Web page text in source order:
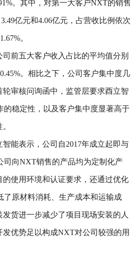
。其中，对第一大客户NXT的销售
亿元和4.06亿元，占营收比例依次
。
前五大客户收入占比的平均值分别
。相比之下，公司客户集中度几
审核问询函中，监管层要求酉立智
的稳定性，以及客户集中度显著高于
能表示，公司自2017年成立起即与
司向NXT销售的产品均为定制化产
使用环境和认证要求，还通过优化
了原材料消耗、生产成本和运输成
货进一步减少了项目现场安装的人
优势足以构成NXT对公司较强的用